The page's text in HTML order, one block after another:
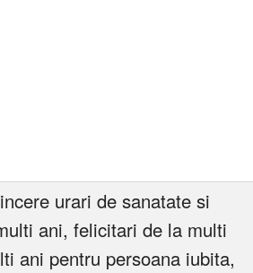
urari de sanatate si
ani, felicitari de la multi
ani pentru persoana iubita,